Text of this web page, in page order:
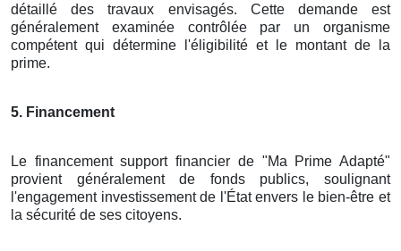
détaillé des travaux envisagés. Cette demande est
généralement examinée contrôlée par un organisme
compétent qui détermine l'éligibilité et le montant de la
prime.
5. Financement
Le financement support financier de "Ma Prime Adapté"
provient généralement de fonds publics, soulignant
l'engagement investissement de l'État envers le bien-être et
la sécurité de ses citoyens.